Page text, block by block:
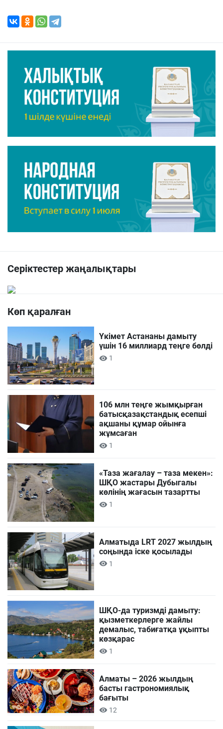
Серіктестер жаңалықтары
Көп қаралған
Үкімет Астананы дамыту
үшін 16 миллиард теңге бөлді
1
106 млн теңге жымқырған
батысқазақстандық есепші
ақшаны құмар ойынға
жұмсаған
1
«Таза жағалау – таза мекен»:
ШҚО жастары Дубыгалы
көлінің жағасын тазартты
1
Алматыда LRT 2027 жылдың
соңында іске қосылады
1
ШҚО-да туризмді дамыту:
қызметкерлерге жайлы
демалыс, табиғатқа ұқыпты
көзқарас
1
Алматы – 2026 жылдың
басты гастрономиялық
бағыты
12